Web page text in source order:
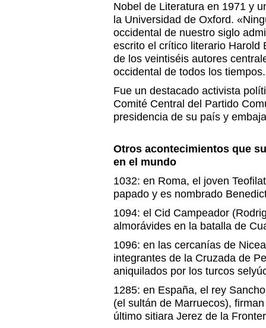
Nobel de Literatura en 1971 y
la Universidad de Oxford.
occidental de nuestro siglo
escrito el crítico literario Harold
de los veintiséis autores
occidental de todos los tiempos.
Fue un destacado activista
Comité Central del Partido
presidencia de su país y
Otros acontecimientos que
en el mundo
1032: en Roma, el joven
papado y es nombrado
1094: el Cid Campeador
almorávides en la batalla de
1096: en las cercanías de
integrantes de la Cruzada de
aniquilados por los turcos
1285: en España, el rey
(el sultán de Marruecos),
último sitiara Jerez de la